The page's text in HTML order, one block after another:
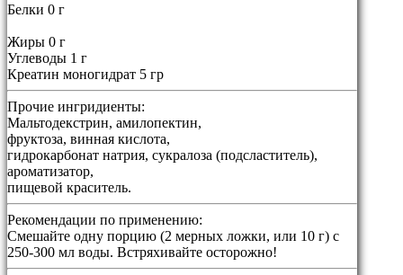
Белки 0 г
Жиры 0 г
Углеводы 1 г
Креатин моногидрат 5 гр
Прочие ингридиенты:
Мальтодекстрин, амилопектин,
фруктоза, винная кислота,
гидрокарбонат натрия, сукралоза (подсластитель),
ароматизатор,
пищевой краситель.
Рекомендации по применению:
Смешайте одну порцию (2 мерных ложки, или 10 г) с
250-300 мл воды. Встряхивайте осторожно!